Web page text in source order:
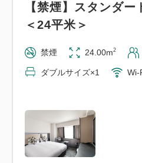
【禁煙】スタンダ
＜24平米＞
禁煙 24.00m2
ダブルサイズ×1 Wi-